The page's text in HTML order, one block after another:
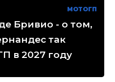
МОТОГП
Бривио - о том,
так
в 2027 году